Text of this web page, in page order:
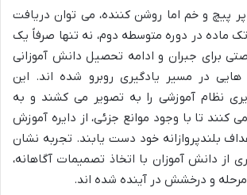
پیچ و خم اما روشن کننده، می توان دریافت
ماده در دوره متوسطه دوم، نه تنها صرفاً یک
برای جبران و ادامه تحصیل دانش آموزانی
در مسیر یادگیری روبرو شده اند. این
نظام آموزشی را به تصویر می کشند و به
کنند تا با وجود موانع جزئی، از دایره آموزش
بلندپروازانه خود دست یابند. تجربه نشان
از دانش آموزان با اتخاذ تصمیمات آگاهانه،
مرحله و درخشش در آینده شده اند.